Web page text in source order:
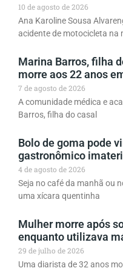
10 de agosto de 2026
Ana Karoline Sousa
acidente de motocicleta na
Marina Barros, filha
morre aos 22 anos
7 de agosto de 2026
A comunidade médica e
Barros, filha do casal
Bolo de goma pode
gastronômico
4 de agosto de 2026
Seja no café da manhã ou
uma xícara quentinha
Mulher morre após
enquanto utilizava
29 de julho de 2026
Uma diarista de 32 anos